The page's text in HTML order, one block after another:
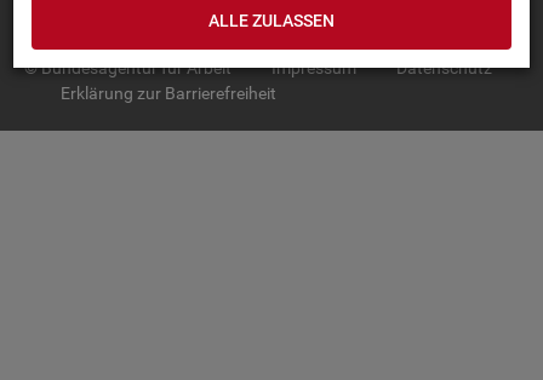
ALLE ZULASSEN
© Bundesagentur für Arbeit Impressum
Datenschutz
Erklärung zur Barrierefreiheit